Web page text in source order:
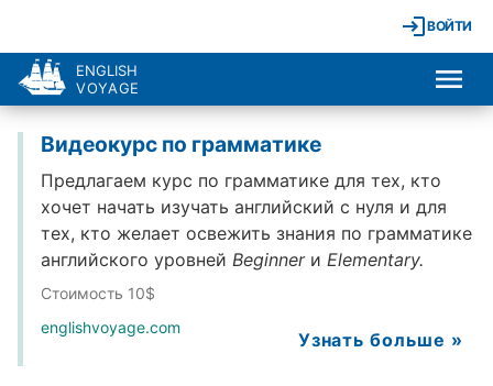
ВОЙТИ
ENGLISH
VOYAGE
Видеокурс по грамматике
Предлагаем курс по грамматике для тех, кто
хочет начать изучать английский с нуля и для
тех, кто желает освежить знания по грамматике
английского уровней Beginnerи Elementary.
Стоимость 10$
englishvoyage.com
Узнать больше »